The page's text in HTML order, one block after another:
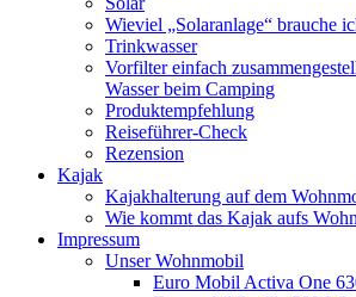
Wieviel „Solaranlage“ brauche
Trinkwasser
Vorfilter einfach
Wasser beim Camping
Produktempfehlung
Reiseführer-Check
Rezension
Kajak
Kajakhalterung auf dem
Wie kommt das Kajak aufs
Impressum
Unser Wohnmobil
Euro Mobil Activa One